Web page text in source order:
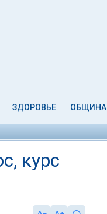
ЗДОРОВЬЕ ОБЩИНА
курс